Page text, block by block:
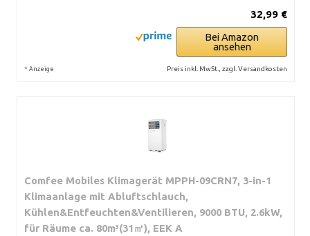
32,99 €
Bei Amazon
ansehen
* Anzeige Preis inkl. MwSt., zzgl. Versandkosten
Comfee Mobiles Klimagerät MPPH-09CRN7, 3-in-1
Klimaanlage mit Abluftschlauch,
Kühlen&Entfeuchten&Ventilieren, 9000 BTU, 2.6kW,
für Räume ca. 80m³(31㎡), EEK A